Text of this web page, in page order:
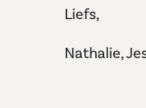
Liefs,
Nathalie,